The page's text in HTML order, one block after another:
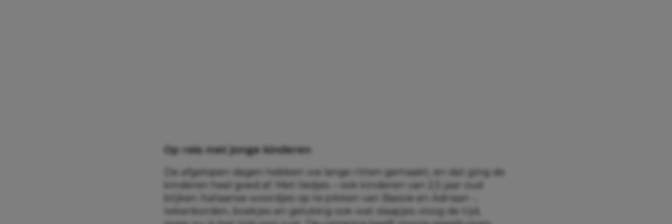
Op reis met jonge kinderen
De afgelopen dagen hebben we lange ritten gemaakt, en dat ging de
kinderen heel goed af. Met liedjes – ook kinderen van 2,5 jaar oud
blijken Italiaanse woordjes op te pikken van Bassie en Adriaan -,
tekenborden, boekjes en gelukkig ook wat slaapjes vloog de tijd,